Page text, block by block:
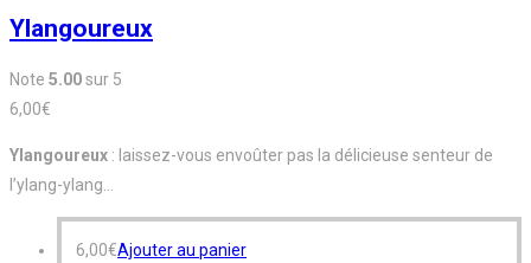
Ylangoureux
Note 5.00sur 5
6,00€
Ylangoureux : laissez-vous envoûter pas la délicieuse senteur de
l’ylang-ylang…
6,00€Ajouter au panier